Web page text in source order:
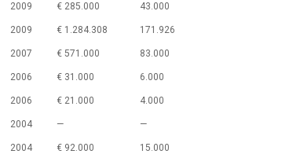
2009 € 285.000 43.000
2009 € 1.284.308 171.926
2007 € 571.000 83.000
2006 € 31.000 6.000
2006 € 21.000 4.000
2004 — —
2004 € 92.000 15.000